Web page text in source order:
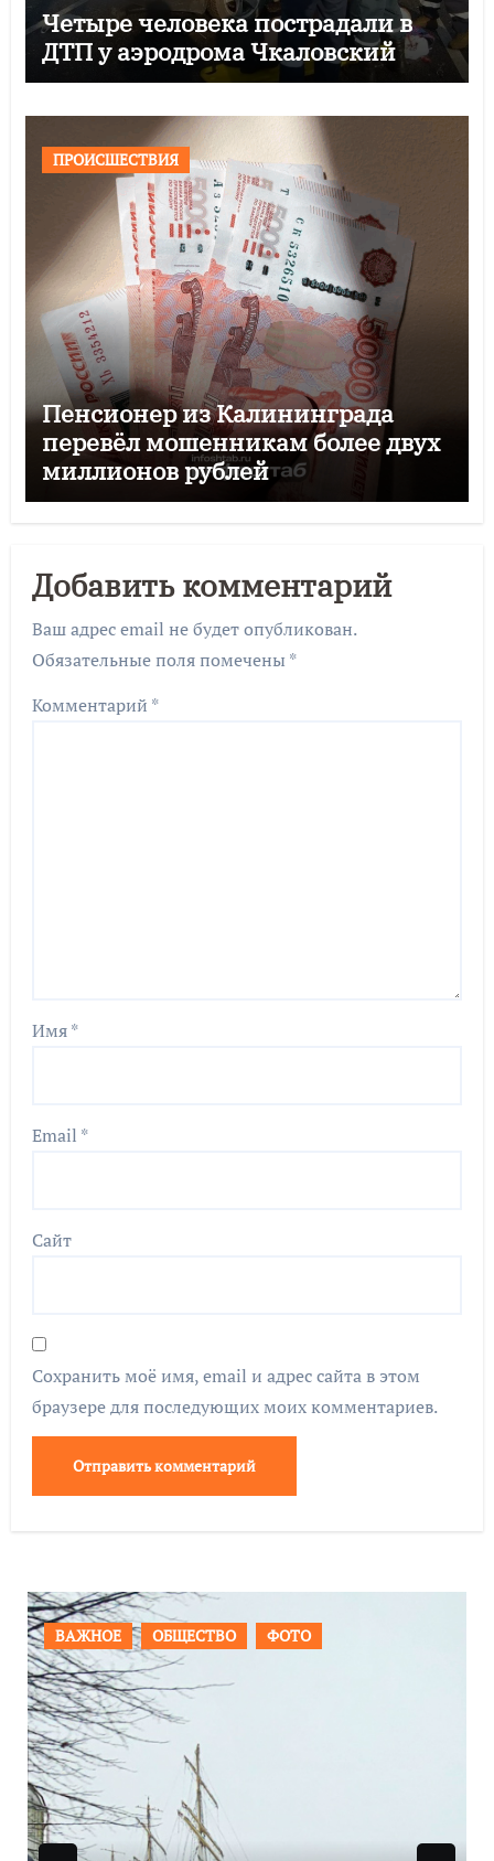
Четыре человека пострадали в
ДТП у аэродрома Чкаловский
ПРОИСШЕСТВИЯ
Пенсионер из Калининграда
перевёл мошенникам более двух
миллионов рублей
Добавить комментарий
Ваш адрес email не будет опубликован.
Обязательные поля помечены *
Комментарий *
Имя*
Email *
Сайт
Сохранить моё имя, email и адрес сайта в этом
браузере для последующих моих комментариев.
ПРОИСШЕСТВИЯ ФОТО